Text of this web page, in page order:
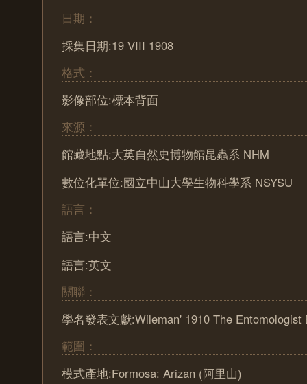
日期：
採集日期:19 VIII 1908
格式：
影像部位:標本背面
來源：
館藏地點:大英自然史博物館昆蟲系 NHM
數位化單位:國立中山大學生物科學系 NSYSU
語言：
語言:中文
語言:英文
關聯：
學名發表文獻:Wileman' 1910 The Entomologist
範圍：
模式產地:Formosa: Arizan (阿里山)